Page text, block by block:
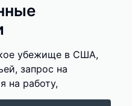
убежище в США,
запрос на
на работу,